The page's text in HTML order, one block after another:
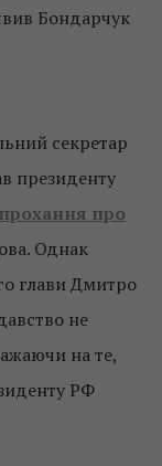
Бондарчук
секретар
президенту
про
Однак
глави Дмитро
не
на те,
РФ